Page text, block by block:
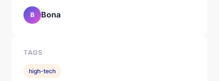
B Bona
TAGS
high-tech